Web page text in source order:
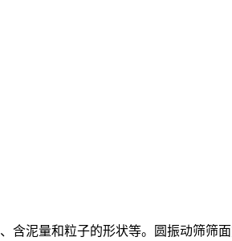
泥量和粒子的形状等。圆振动筛筛面